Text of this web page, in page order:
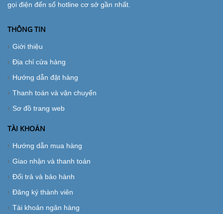
gọi điện đến số hotline cơ sở gần nhất.
THÔNG TIN
Giới thiệu
Địa chỉ cửa hàng
Hướng dẫn đặt hàng
Thanh toán và vận chuyển
Sơ đồ trang web
TÀI KHOẢN
Hướng dẫn mua hàng
Giao nhận và thanh toán
Đổi trả và bảo hành
Đăng ký thành viên
Tài khoản ngân hàng